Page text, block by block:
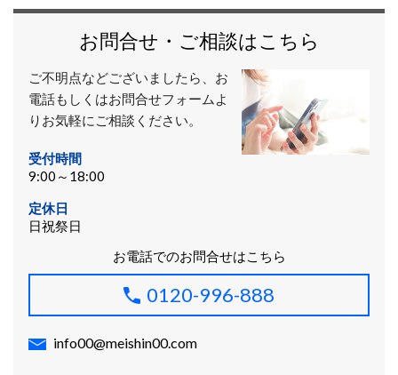
お問合せ・ご相談はこちら
ご不明点などございましたら、お
電話もしくはお問合せフォームよ
りお気軽にご相談ください。
受付時間
9:00～18:00
定休日
日祝祭日
お電話でのお問合せはこちら
0120-996-888
info00@meishin00.com